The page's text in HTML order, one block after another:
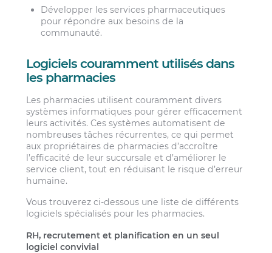
Développer les services pharmaceutiques
pour répondre aux besoins de la
communauté.
Logiciels couramment utilisés dans
les pharmacies
Les pharmacies utilisent couramment divers
systèmes informatiques pour gérer efficacement
leurs activités. Ces systèmes automatisent de
nombreuses tâches récurrentes, ce qui permet
aux propriétaires de pharmacies d’accroître
l’efficacité de leur succursale et d’améliorer le
service client, tout en réduisant le risque d’erreur
humaine.
Vous trouverez ci-dessous une liste de différents
logiciels spécialisés pour les pharmacies.
RH, recrutement et planification en un seul
logiciel convivial